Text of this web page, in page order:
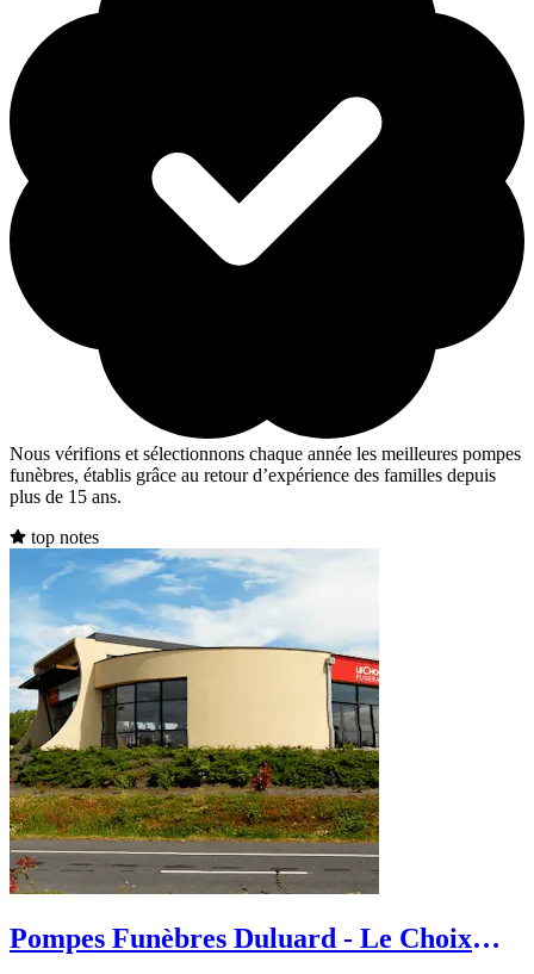
Nous vérifions et sélectionnons chaque année les meilleures pompes
funèbres, établis grâce au retour d’expérience des familles depuis
plus de 15 ans.
top notes
Pompes Funèbres Duluard - Le Choix